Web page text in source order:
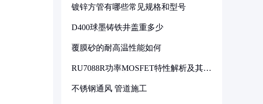
镀锌方管有哪些常见规格和型号
D400球墨铸铁井盖重多少
覆膜砂的耐高温性能如何
RU7088R功率MOSFET特性解析及其在
不锈钢通风 管道施工